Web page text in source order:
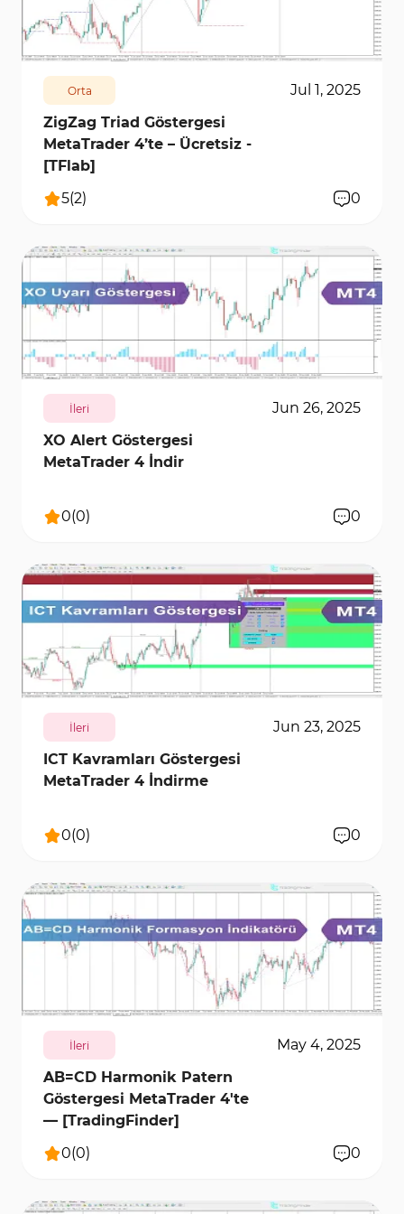
479 7819 0
Orta
Jul 1, 2025
ZigZag Triad Göstergesi
MetaTrader 4’te – Ücretsiz -
[TFlab]
5(2) 0
231 7629 0
İleri
Jun 26, 2025
XO Alert Göstergesi
MetaTrader 4 İndir
0(0) 0
2388 29126 0
İleri
Jun 23, 2025
ICT Kavramları Göstergesi
MetaTrader 4 İndirme
0(0) 0
İleri
May 4, 2025
AB=CD Harmonik Patern
Göstergesi MetaTrader 4'te
— [TradingFinder]
0(0) 0